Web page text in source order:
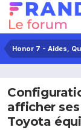
Honor 7 - Aides,
afficher ses
Toyota